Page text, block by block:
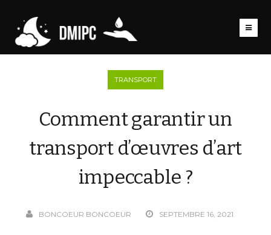
TRANSPORT
Comment garantir un
transport d’œuvres d’art
impeccable ?
BONCOEUR BONCOEUR SEPTEMBRE 16, 2021